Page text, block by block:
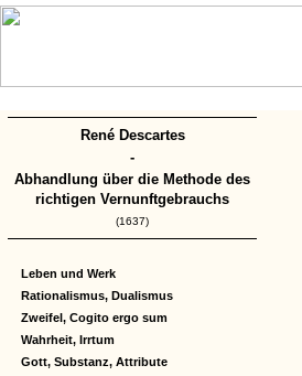
René Descartes
-
Abhandlung über die Methode des
richtigen Vernunftgebrauchs
(1637)
Leben und Werk
Rationalismus, Dualismus
Zweifel, Cogito ergo sum
Wahrheit, Irrtum
Gott, Substanz, Attribute